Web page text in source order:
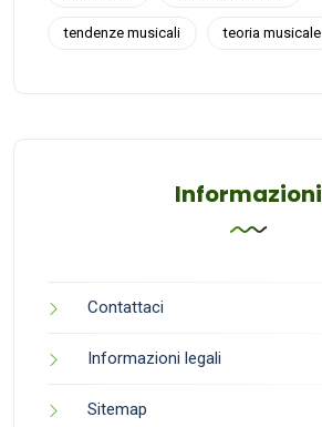
tendenze musicali teoria musicale
Informazioni
Contattaci
Informazioni legali
Sitemap